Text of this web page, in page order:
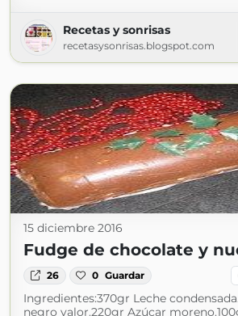
Recetas y sonrisas
recetasysonrisas.blogspot.com
15 diciembre 2016
Fudge de chocolate y
26 0 Guardar
Ingredientes:370gr Leche
negro valor.220gr Azúcar